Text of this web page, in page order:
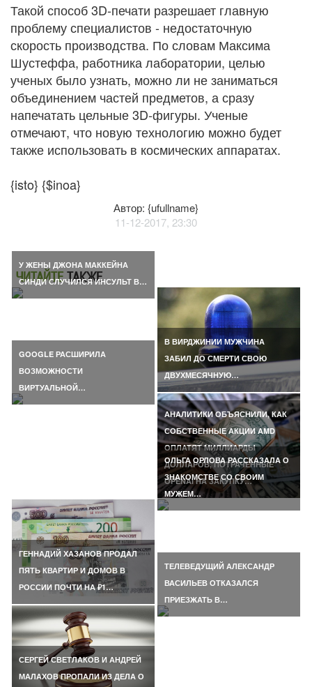
Такой способ 3D-печати разрешает главную
проблему специалистов - недостаточную
скорость производства. По словам Максима
Шустеффа, работника лаборатории, целью
ученых было узнать, можно ли не заниматься
объединением частей предметов, а сразу
напечатать цельные 3D-фигуры. Ученые
отмечают, что новую технологию можно будет
также использовать в космических аппаратах.
{isto} {$inoa}
Автор: {ufullname}
11-12-2017, 23:30
ЧИТАЙТЕТАКЖЕ
У ЖЕНЫ ДЖОНА МАККЕЙНА
СИНДИ СЛУЧИЛСЯ ИНСУЛЬТ В…
В ВИРДЖИНИИ МУЖЧИНА
ЗАБИЛ ДО СМЕРТИ СВОЮ
ДВУХМЕСЯЧНУЮ…
GOOGLE РАСШИРИЛА
ВОЗМОЖНОСТИ
ВИРТУАЛЬНОЙ…
АНАЛИТИКИ ОБЪЯСНИЛИ, КАК
СОБСТВЕННЫЕ АКЦИИ AMD
ОПЛАТЯТ МИЛЛИАРДЫ
ДОЛЛАРОВ, ПОТРАЧЕННЫЕ
OPENAI НА ЗАКУПКУ…
ГЕННАДИЙ ХАЗАНОВ ПРОДАЛ
ПЯТЬ КВАРТИР И ДОМОВ В
РОССИИ ПОЧТИ НА ₽1…
ОЛЬГА ОРЛОВА РАССКАЗАЛА О
ЗНАКОМСТВЕ СО СВОИМ
МУЖЕМ…
СЕРГЕЙ СВЕТЛАКОВ И АНДРЕЙ
МАЛАХОВ ПРОПАЛИ ИЗ ДЕЛА О
ТЕЛЕВЕДУЩИЙ АЛЕКСАНДР
ВАСИЛЬЕВ ОТКАЗАЛСЯ
ПРИЕЗЖАТЬ В…